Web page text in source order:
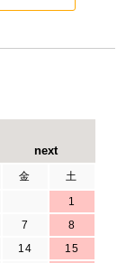
金
土
1
7
8
14
15